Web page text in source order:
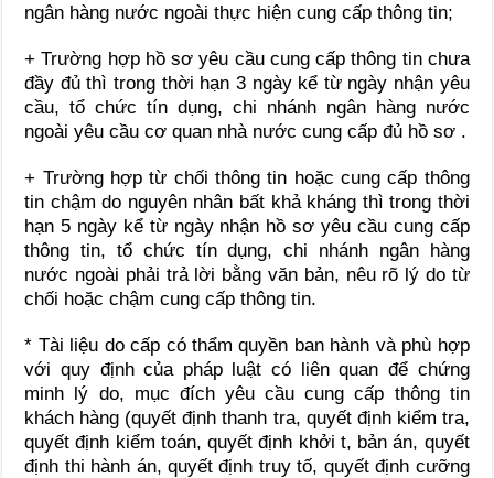
ngân hàng nước ngoài thực hiện cung cấp thông tin;
+ Trường hợp hồ sơ yêu cầu cung cấp thông tin chưa
đầy đủ thì trong thời hạn 3 ngày kể từ ngày nhận yêu
cầu, tổ chức tín dụng, chi nhánh ngân hàng nước
ngoài yêu cầu cơ quan nhà nước cung cấp đủ hồ sơ .
+ Trường hợp từ chối thông tin hoặc cung cấp thông
tin chậm do nguyên nhân bất khả kháng thì trong thời
hạn 5 ngày kể từ ngày nhận hồ sơ yêu cầu cung cấp
thông tin, tổ chức tín dụng, chi nhánh ngân hàng
nước ngoài phải trả lời bằng văn bản, nêu rõ lý do từ
chối hoặc chậm cung cấp thông tin.
* Tài liệu do cấp có thẩm quyền ban hành và phù hợp
với quy định của pháp luật có liên quan để chứng
minh lý do, mục đích yêu cầu cung cấp thông tin
khách hàng (quyết định thanh tra, quyết định kiểm tra,
quyết định kiểm toán, quyết định khởi t, bản án, quyết
định thi hành án, quyết định truy tố, quyết định cưỡng